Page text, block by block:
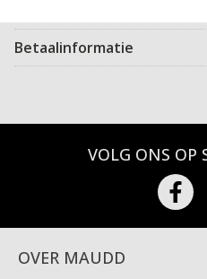
Betaalinformatie
VOLG ONS OP
OVER MAUDD